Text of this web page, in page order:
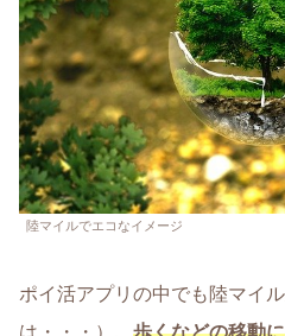
陸マイルでエコなイメージ
ポイ活アプリの中でも陸マイ
は・・・）、 歩くなどの移動